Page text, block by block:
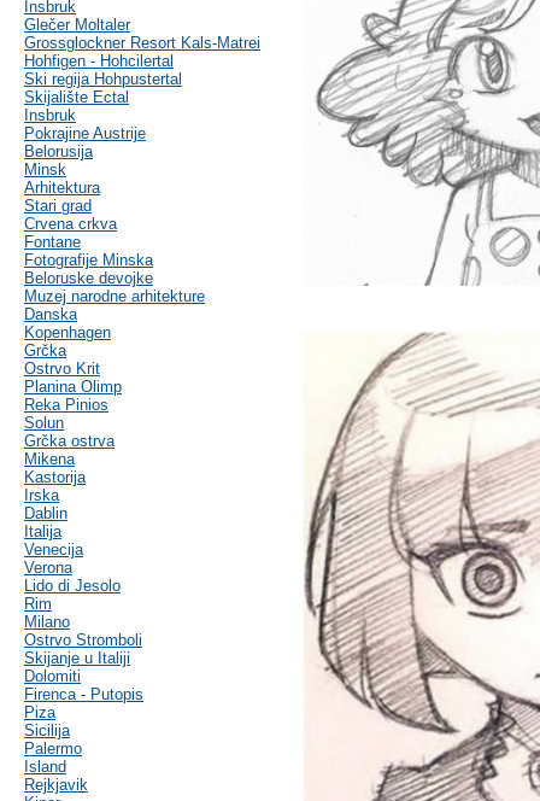
Insbruk
Glečer Moltaler
Grossglockner Resort Kals-Matrei
Hohfigen - Hohcilertal
Ski regija Hohpustertal
Skijalište Ectal
Insbruk
Pokrajine Austrije
Belorusija
Minsk
Arhitektura
Stari grad
Crvena crkva
Fontane
Fotografije Minska
Beloruske devojke
Muzej narodne arhitekture
Danska
Kopenhagen
Grčka
Ostrvo Krit
Planina Olimp
Reka Pinios
Solun
Grčka ostrva
Mikena
Kastorija
Irska
Dablin
Italija
Venecija
Verona
Lido di Jesolo
Rim
Milano
Ostrvo Stromboli
Skijanje u Italiji
Dolomiti
Firenca - Putopis
Piza
Sicilija
Palermo
Island
Rejkjavik